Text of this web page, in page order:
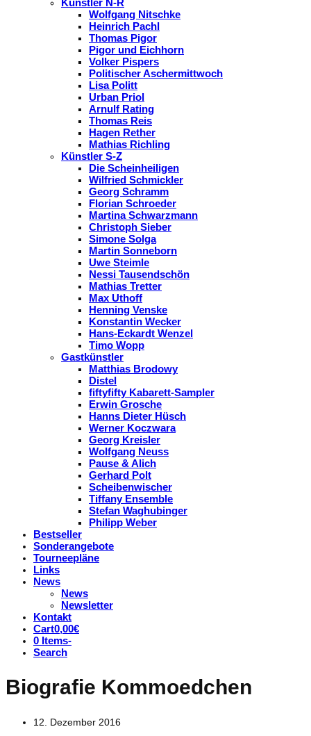
Künstler N-R
Wolfgang Nitschke
Heinrich Pachl
Thomas Pigor
Pigor und Eichhorn
Volker Pispers
Politischer Aschermittwoch
Lisa Politt
Urban Priol
Arnulf Rating
Thomas Reis
Hagen Rether
Mathias Richling
Künstler S-Z
Die Scheinheiligen
Wilfried Schmickler
Georg Schramm
Florian Schroeder
Martina Schwarzmann
Christoph Sieber
Simone Solga
Martin Sonneborn
Uwe Steimle
Nessi Tausendschön
Mathias Tretter
Max Uthoff
Henning Venske
Konstantin Wecker
Hans-Eckardt Wenzel
Timo Wopp
Gastkünstler
Matthias Brodowy
Distel
fiftyfifty Kabarett-Sampler
Erwin Grosche
Hanns Dieter Hüsch
Werner Koczwara
Georg Kreisler
Wolfgang Neuss
Pause & Alich
Gerhard Polt
Scheibenwischer
Tiffany Ensemble
Stefan Waghubinger
Philipp Weber
Bestseller
Sonderangebote
Tourneepläne
Links
News
News
Newsletter
Kontakt
Cart0,00€
0 Items-
Search
Biografie Kommoedchen
12. Dezember 2016